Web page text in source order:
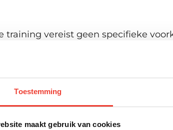
Toestemming
maakt gebruik van cookies
externe samenwerking
training vereist geen specifieke
van Microsoft 365 te
taakbeheer en